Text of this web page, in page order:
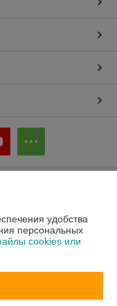
Михаил Сергеевич
удобства
персональных
cookies или